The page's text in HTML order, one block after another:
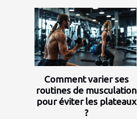
Comment varier ses
routines de musculation
pour éviter les plateaux
?